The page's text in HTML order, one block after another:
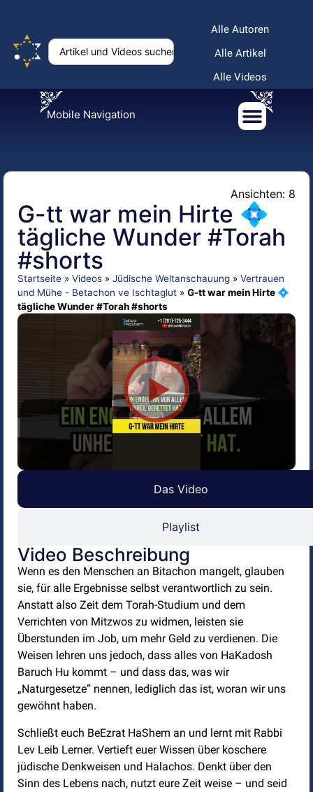
Alle Autoren
Alle Artikel
Alle Videos
Mobile Navigation
Ansichten: 8
G-tt war mein Hirte 💠
tägliche Wunder #Torah
#shorts
Startseite » Videos » Jüdische Weltanschauung » Vertrauen
und Mühe - Betachon ve Ischtaglut » G-tt war mein Hirte 💠
tägliche Wunder #Torah #shorts
Das Video
Playlist
Video Beschreibung
Wenn es den Menschen an Bitachon mangelt, glauben
sie, für alle Ergebnisse selbst verantwortlich zu sein.
Anstatt also Zeit dem Torah-Studium und dem
Verrichten von Mitzwos zu widmen, leisten sie
Überstunden im Job, um mehr Geld zu verdienen. Die
Weisen lehren uns jedoch, dass alles von HaKadosh
Baruch Hu kommt – und dass das, was wir
„Naturgesetze“ nennen, lediglich das ist, woran wir uns
gewöhnt haben.
Schließt euch BeEzrat HaShem an und lernt mit Rabbi
Lev Leib Lerner. Vertieft euer Wissen über koschere
jüdische Denkweisen und Halachos. Denkt über den
Sinn des Lebens nach, nutzt eure Zeit weise – und seid